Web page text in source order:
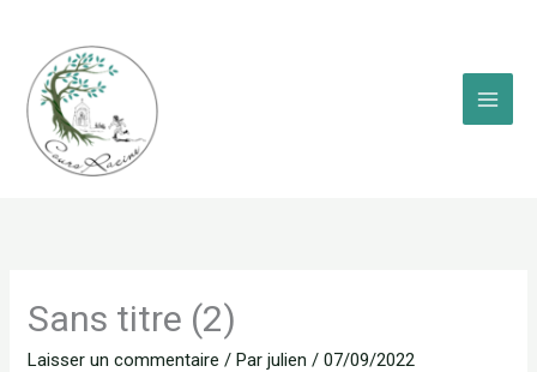
contenu
Sans titre (2)
Laisser un commentaire / Parjulien /07/09/2022